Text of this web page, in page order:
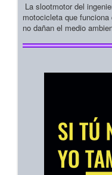
La slootmotor del
motocicleta que
no dañan el medio